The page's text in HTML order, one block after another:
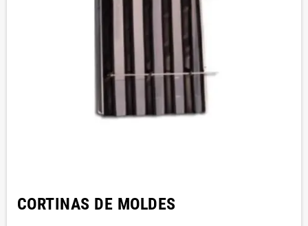
CORTINAS DE MOLDES